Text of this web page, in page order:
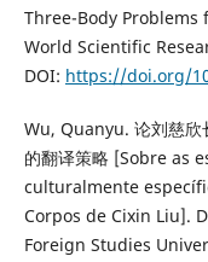
Three-Body Problems
World Scientific
DOI: https://doi.org/
Wu, Quanyu. 论刘慈欣
的翻译策略 [Sobre as
culturalmente
Corpos de Cixin Liu].
Foreign Studies